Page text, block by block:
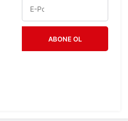
ABONE OL